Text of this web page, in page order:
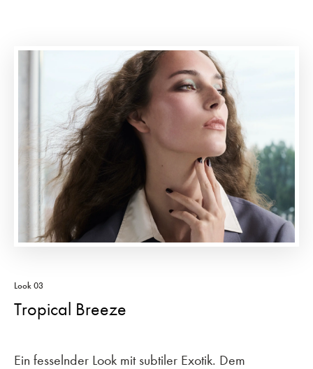
Look 03
Tropical Breeze
Ein fesselnder Look mit subtiler Exotik. Dem